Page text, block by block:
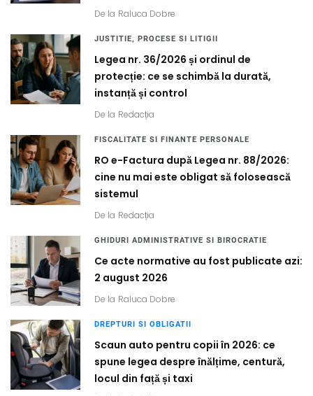
De la Raluca Dobre
JUSTITIE, PROCESE SI LITIGII
Legea nr. 36/2026 și ordinul de
protecție: ce se schimbă la durată,
instanță și control
De la Redacția
FISCALITATE SI FINANTE PERSONALE
RO e-Factura după Legea nr. 88/2026:
cine nu mai este obligat să folosească
sistemul
De la Redacția
GHIDURI ADMINISTRATIVE SI BIROCRATIE
Ce acte normative au fost publicate azi:
2 august 2026
De la Raluca Dobre
DREPTURI SI OBLIGATII
Scaun auto pentru copii în 2026: ce
spune legea despre înălțime, centură,
locul din față și taxi